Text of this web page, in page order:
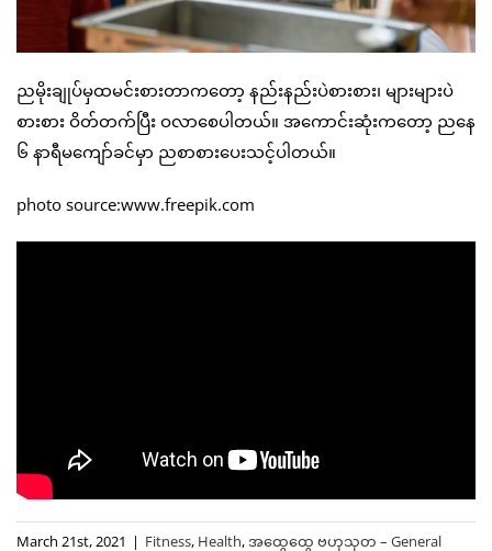
ညမိုးချုပ်မှထမင်းစားတာကတော့ နည်းနည်းပဲစားစား၊ များများပဲ
စားစား ဝိတ်တက်ပြီး ဝလာစေပါတယ်။ အကောင်းဆုံးကတော့ ညနေ
၆ နာရီမကျော်ခင်မှာ ညစာစားပေးသင့်ပါတယ်။
photo source:www.freepik.com
March 21st, 2021 | Fitness, Health,အထွေထွေ ဗဟုသုတ – General